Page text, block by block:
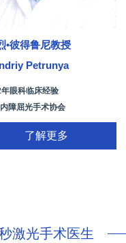
•彼得鲁尼教授
Petrunya
眼科临床经验
障屈光手术协会
手术协会(ISRS)
明专利[青光眼手术/葡萄膜炎/斜
了解更多
激光手术医生